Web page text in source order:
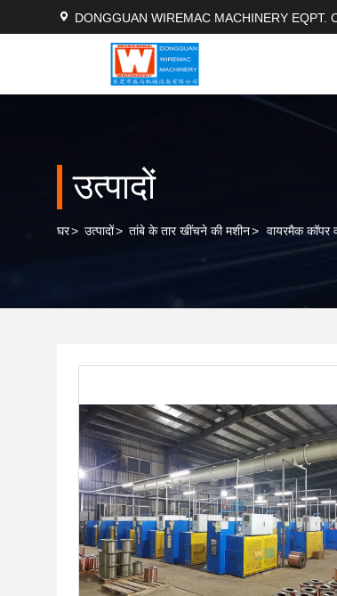
DONGGUAN WIREMAC MACHINERY EQPT.
उत्पादों
घर> उत्पादों> तांबे के तार खींचने की मशीन> वायरमैक कॉपर